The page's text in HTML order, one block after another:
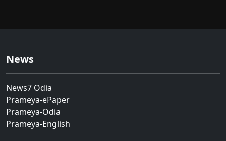
News
News7 Odia
Prameya-ePaper
Prameya-Odia
Prameya-English